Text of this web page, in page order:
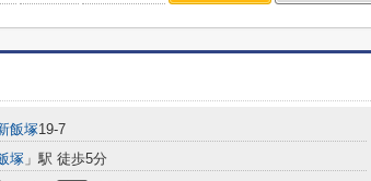
飯塚19-7
塚 」駅 徒歩5分